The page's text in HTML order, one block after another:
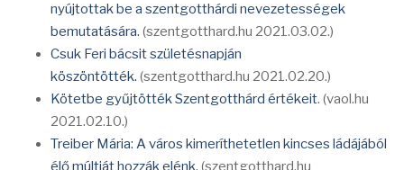
nyújtottak be a szentgotthárdi nevezetességek
bemutatására. (szentgotthard.hu 2021.03.02.)
Csuk Feri bácsit születésnapján
köszöntötték. (szentgotthard.hu 2021.02.20.)
Kötetbe gyűjtötték Szentgotthárd értékeit. (vaol.hu
2021.02.10.)
Treiber Mária: A város kimeríthetetlen kincses ládájából
élő múltját hozzák elénk. (szentgotthard.hu